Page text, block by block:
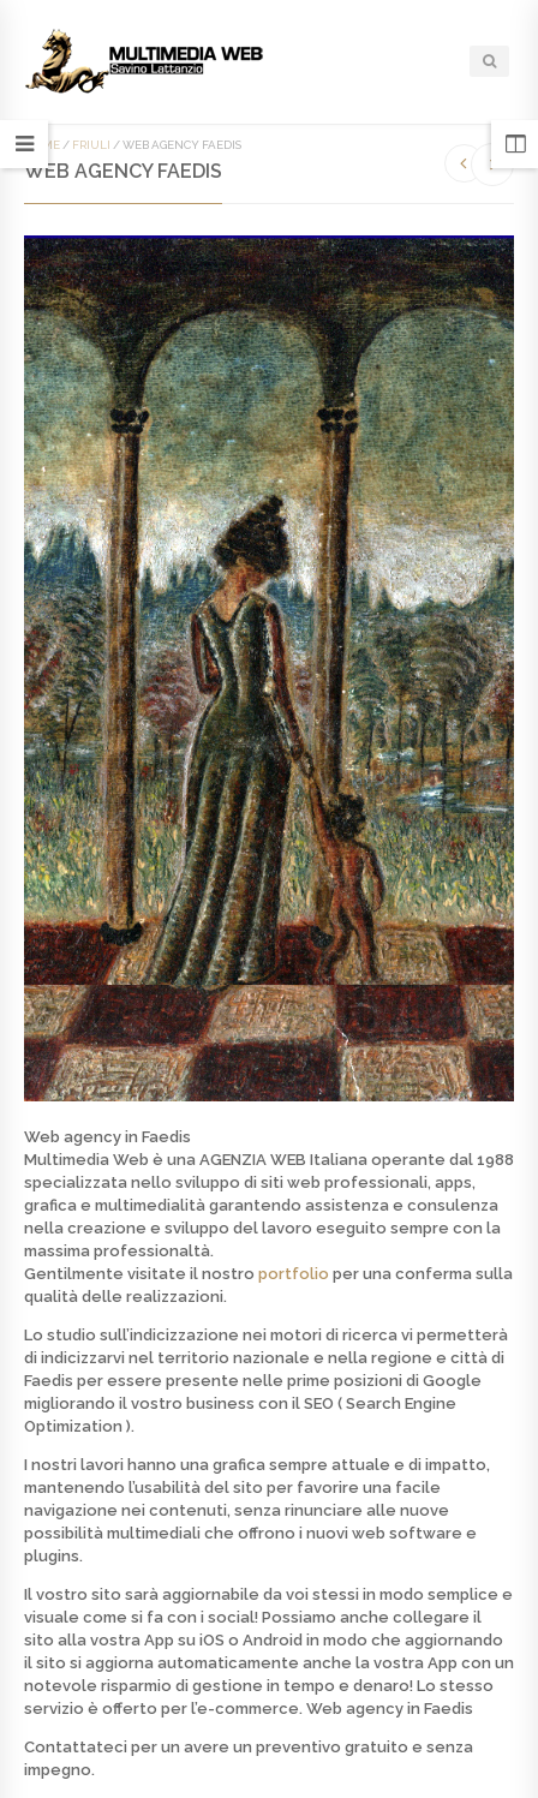
HOME / FRIULI /WEB AGENCY FAEDIS
WEB AGENCY FAEDIS
Web agency in Faedis
Multimedia Web è una AGENZIA WEB Italiana operante dal 1988
specializzata nello sviluppo di siti web professionali, apps,
grafica e multimedialità garantendo assistenza e consulenza
nella creazione e sviluppo del lavoro eseguito sempre con la
massima professionaltà.
Gentilmente visitate il nostro portfolio per una conferma sulla
qualità delle realizzazioni.
Lo studio sull’indicizzazione nei motori di ricerca vi permetterà
di indicizzarvi nel territorio nazionale e nella regione e città di
Faedis per essere presente nelle prime posizioni di Google
migliorando il vostro business con il SEO ( Search Engine
Optimization ).
I nostri lavori hanno una grafica sempre attuale e di impatto,
mantenendo l’usabilità del sito per favorire una facile
navigazione nei contenuti, senza rinunciare alle nuove
possibilità multimediali che offrono i nuovi web software e
plugins.
Il vostro sito sarà aggiornabile da voi stessi in modo semplice e
visuale come si fa con i social! Possiamo anche collegare il
sito alla vostra App su iOS o Android in modo che aggiornando
il sito si aggiorna automaticamente anche la vostra App con un
notevole risparmio di gestione in tempo e denaro! Lo stesso
servizio è offerto per l’e-commerce. Web agency in Faedis
Contattateci per un avere un preventivo gratuito e senza
impegno.